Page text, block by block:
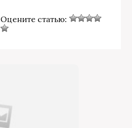
Оцените статью: